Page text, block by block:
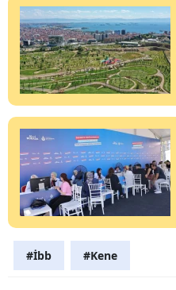
#İbb #Kene